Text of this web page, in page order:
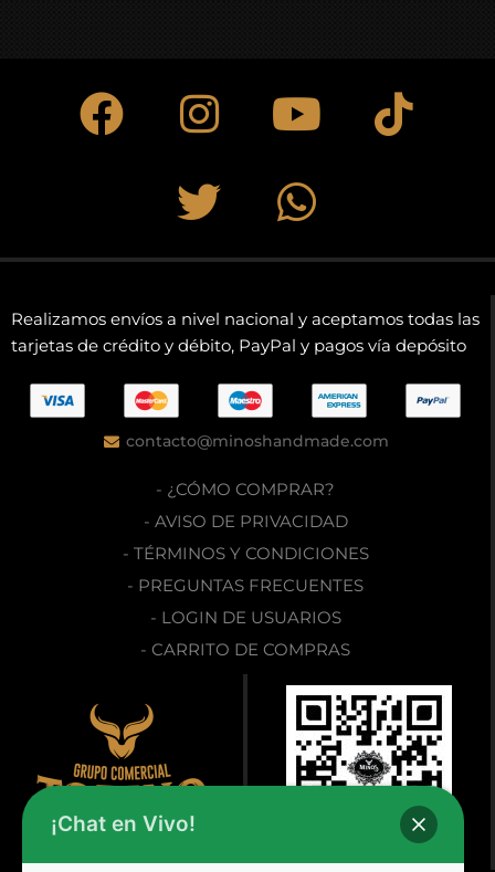
Realizamos envíos a nivel nacional y aceptamos todas las
tarjetas de crédito y débito, PayPal y pagos vía depósito
contacto@minoshandmade.com
- ¿CÓMO COMPRAR?
- AVISO DE PRIVACIDAD
- TÉRMINOS Y CONDICIONES
- PREGUNTAS FRECUENTES
- LOGIN DE USUARIOS
- CARRITO DE COMPRAS
¡Chat en Vivo!